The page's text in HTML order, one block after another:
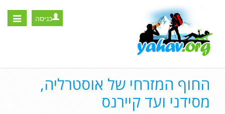
Toggle
כניסה
החוף המזרחי של אוסטרליה,
מסידני ועד קיירנס